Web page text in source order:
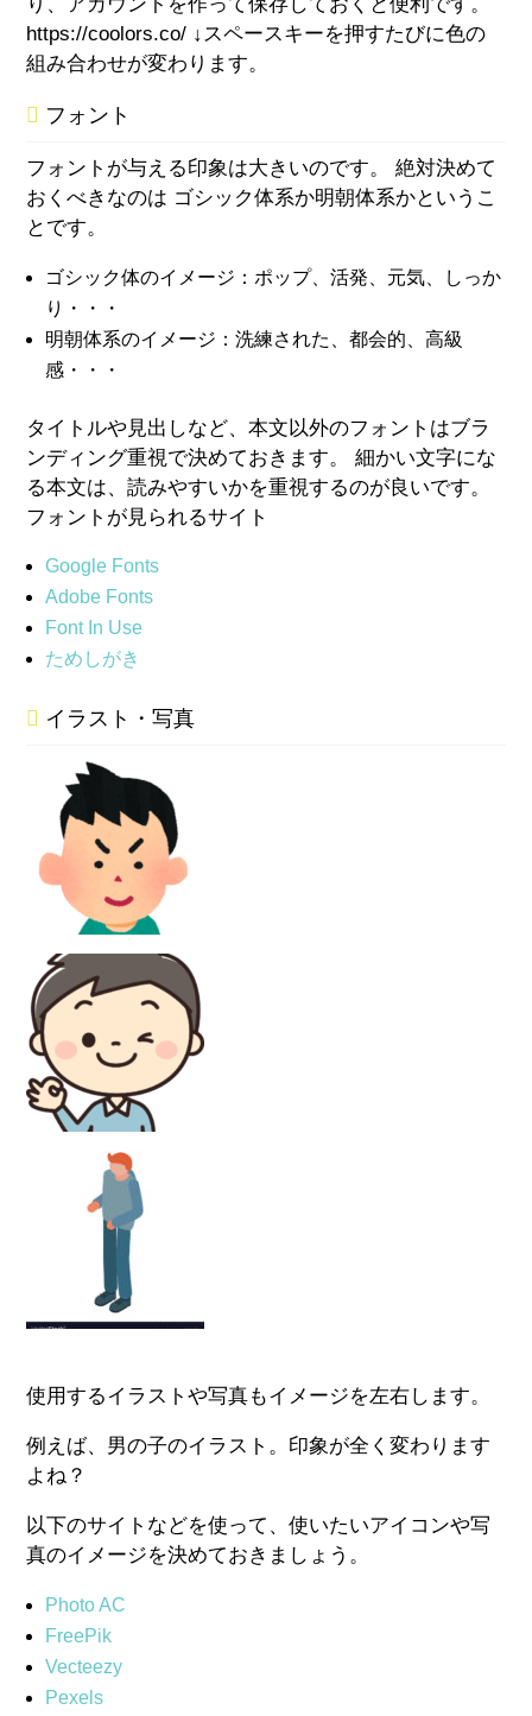
https://coolors.co/ ↓スペースキーを押すたびに色の
組み合わせが変わります。
フォント
フォントが与える印象は大きいのです。 絶対決めて
おくべきなのは ゴシック体系か明朝体系かというこ
とです。
ゴシック体のイメージ：ポップ、活発、元気、しっか
り・・・
明朝体系のイメージ：洗練された、都会的、高級
感・・・
タイトルや見出しなど、本文以外のフォントはブラ
ンディング重視で決めておきます。 細かい文字にな
る本文は、読みやすいかを重視するのが良いです。
フォントが見られるサイト
Google Fonts
Adobe Fonts
Font In Use
ためしがき
イラスト・写真
使用するイラストや写真もイメージを左右します。
例えば、男の子のイラスト。印象が全く変わります
よね？
以下のサイトなどを使って、使いたいアイコンや写
真のイメージを決めておきましょう。
Photo AC
FreePik
Vecteezy
Pexels